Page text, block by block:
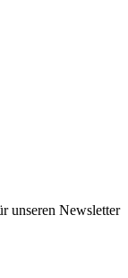
unseren Newsletter